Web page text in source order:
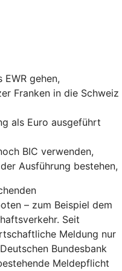
gehen,
Franken in die Schweiz
als Euro ausgeführt
BIC verwenden,
Ausführung bestehen,
– zum Beispiel dem
Seit
Meldung nur
Bundesbank
Meldepflicht